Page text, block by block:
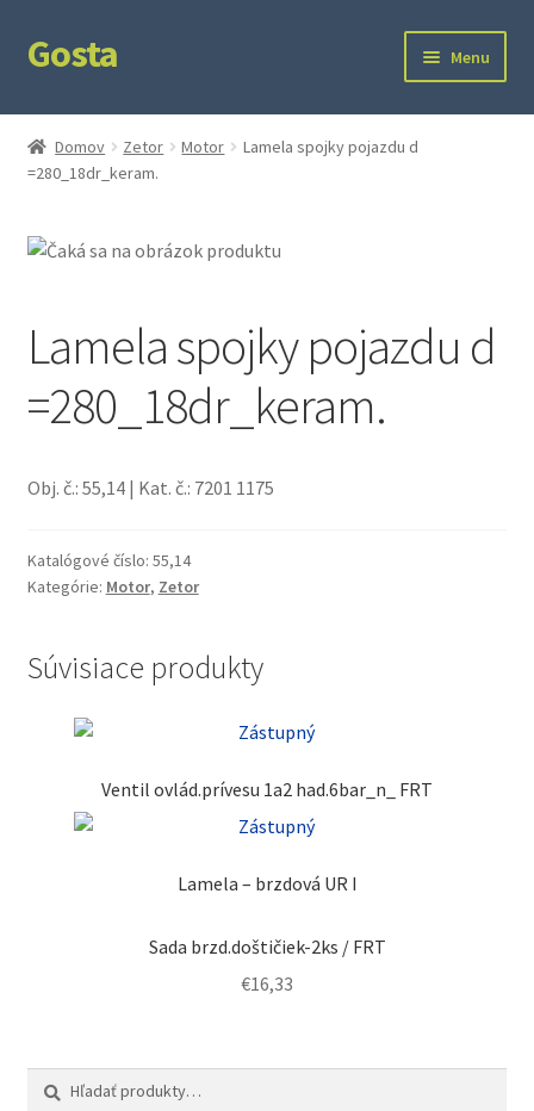
Preskočiť
na
Preskočiť
na
Gosta Menu
Domov
Kontakt
Ochrana súkromia
Domov Zetor Motor
Lamela spojky pojazdu d
=280_18dr_keram.
Lamela spojky pojazdu d
=280_18dr_keram.
Obj. č.: 55,14 | Kat. č.: 7201 1175
Katalógové číslo: 55,14
Kategórie: Motor, Zetor
Súvisiace produkty
Ventil ovlád.prívesu 1a2 had.6bar_n_ FRT
Lamela – brzdová UR I
Sada brzd.doštičiek-2ks / FRT
€16,33
Hľadať:
Vyhľadávanie